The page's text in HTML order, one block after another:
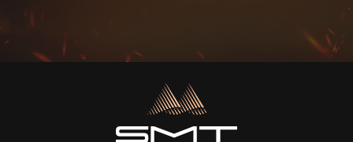
Пользуясь данной формой вы соглашаетесь с политикой компании